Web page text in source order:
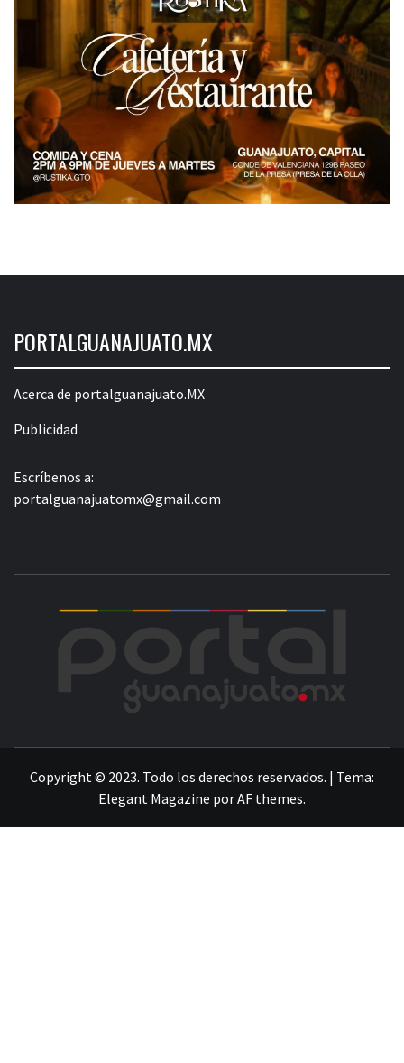
PORTALGUANAJUATO.MX
Acerca de portalguanajuato.MX
Publicidad
Escríbenos a:
portalguanajuatomx@gmail.com
Copyright © 2023. Todo los derechos reservados. | Tema:
Elegant Magazine porAF themes.